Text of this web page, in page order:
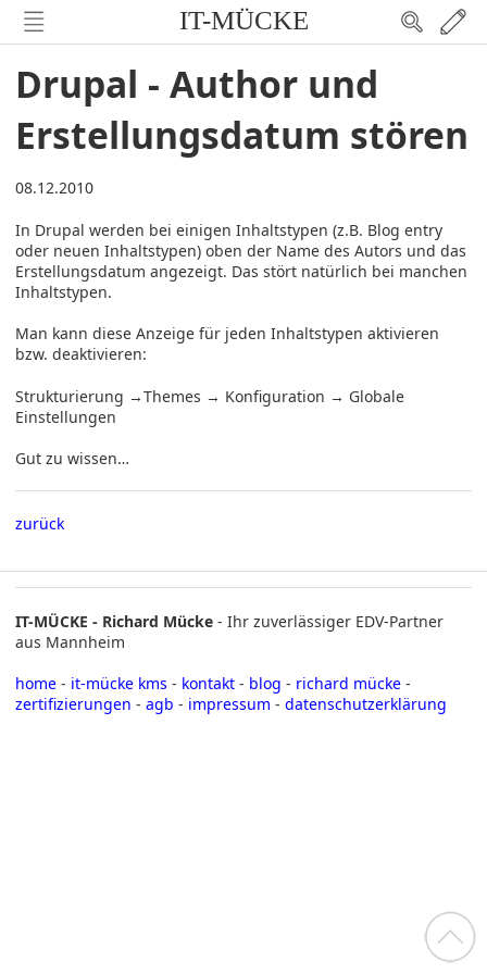
IT-MÜCKE
Drupal - Author und
Erstellungsdatum stören
08.12.2010
In Drupal werden bei einigen Inhaltstypen (z.B. Blog entry
oder neuen Inhaltstypen) oben der Name des Autors und das
Erstellungsdatum angezeigt. Das stört natürlich bei manchen
Inhaltstypen.
Man kann diese Anzeige für jeden Inhaltstypen aktivieren
bzw. deaktivieren:
Strukturierung →Themes → Konfiguration → Globale
Einstellungen
Gut zu wissen…
zurück
IT-MÜCKE - Richard Mücke - Ihr zuverlässiger EDV-Partner
aus Mannheim
home - it-mücke kms - kontakt - blog - richard mücke -
zertifizierungen - agb - impressum - datenschutzerklärung